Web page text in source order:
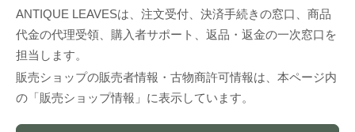
ANTIQUE LEAVESは、注文受付、決済手続きの窓口、商品
代金の代理受領、購入者サポート、返品・返金の一次窓口を
担当します。
販売ショップの販売者情報・古物商許可情報は、本ページ内
の「販売ショップ情報」に表示しています。